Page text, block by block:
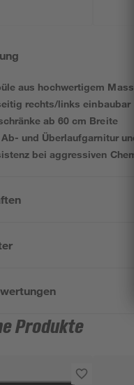
aus hochwertigem
rechts/links einbaubar
ab 60 cm Breite
und Überlaufgarnitur
bei aggressiven
Produkte